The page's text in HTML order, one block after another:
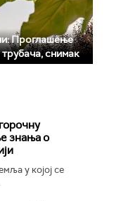
Проглашење
снимак
знања о
у којој се